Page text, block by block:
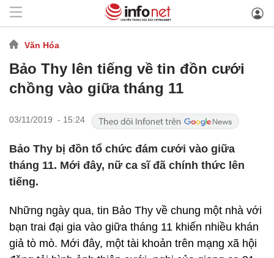
Văn Hóa
Bảo Thy lên tiếng về tin đồn cưới
chồng vào giữa tháng 11
03/11/2019 - 15:24
Bảo Thy bị đồn tổ chức đám cưới vào giữa
tháng 11. Mới đây, nữ ca sĩ đã chính thức lên
tiếng.
Những ngày qua, tin Bảo Thy về chung một nhà với
bạn trai đại gia vào giữa tháng 11 khiến nhiều khán
giả tò mò. Mới đây, một tài khoản trên mạng xã hội